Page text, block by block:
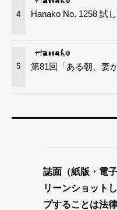
4 Hanako No. 1258 試
5 第81回「ある朝、妻
誌面（紙版・電
リーンショット
プすることは法